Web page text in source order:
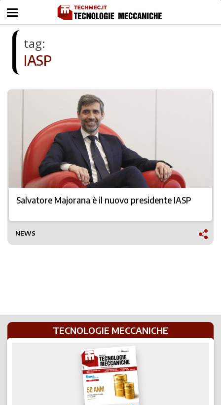
tag:
IASP
Salvatore Majorana è il nuovo presidente IASP
NEWS
TECNOLOGIE MECCANICHE